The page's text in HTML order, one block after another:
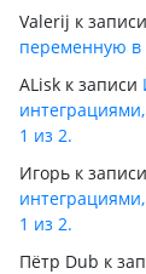
Valerij к записи
переменную в
ALiskк записи
1 из 2.
Игорьк записи
1 из 2.
Пётр Dub к